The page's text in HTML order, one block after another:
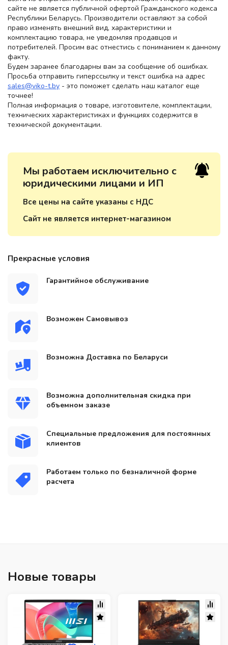
сайте не является публичной офертой Гражданского кодекса
Республики Беларусь. Производители оставляют за собой
право изменять внешний вид, характеристики и
комплектацию товара, не уведомляя продавцов и
потребителей. Просим вас отнестись с пониманием к данному
факту.
Будем заранее благодарны вам за сообщение об ошибках.
Просьба отправить гиперссылку и текст ошибка на адрес
sales@viko-t.by - это поможет сделать наш каталог еще
точнее!
Полная информация о товаре, изготовителе, комплектации,
технических характеристиках и функциях содержится в
технической документации.
Мы работаем исключительно с
юридическими лицами и ИП
Все цены на сайте указаны с НДС
Сайт не является интернет-магазином
Прекрасные условия
Гарантийное обслуживание
Возможен Самовывоз
Возможна Доставка по Беларуси
Возможна дополнительная скидка при
объемном заказе
Специальные предложения для постоянных
клиентов
Работаем только по безналичной форме
расчета
Новые товары